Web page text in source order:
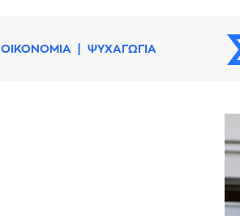
ΟΙΚΟΝΟΜΙΑ ΨΥΧΑΓΩΓΙΑ